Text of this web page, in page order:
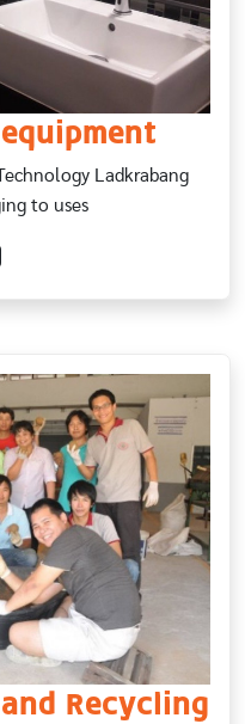
Ladkrabang
to uses
Recycling